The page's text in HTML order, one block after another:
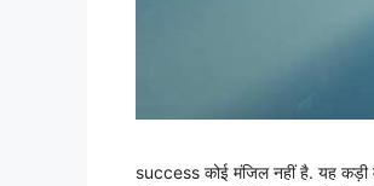
success कोई मंजिल नहीं है. यह कड़ी